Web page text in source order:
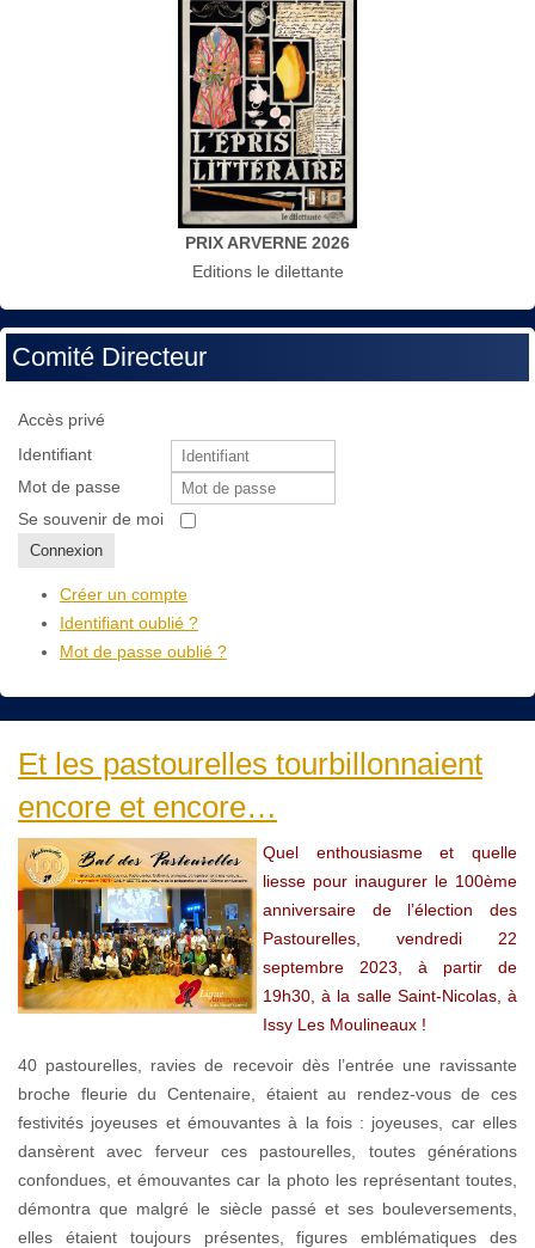
PRIX ARVERNE 2026
Editions le dilettante
Comité Directeur
Accès privé
Identifiant
Mot de passe
Se souvenir de moi
Connexion
Créer un compte
Identifiant oublié ?
Mot de passe oublié ?
Et les pastourelles tourbillonnaient
encore et encore…
Quel enthousiasme et quelle
liesse pour inaugurer le 100ème
anniversaire de l’élection des
Pastourelles, vendredi 22
septembre 2023, à partir de
19h30, à la salle Saint-Nicolas, à
Issy Les Moulineaux !
40 pastourelles, ravies de recevoir dès l’entrée une ravissante
broche fleurie du Centenaire, étaient au rendez-vous de ces
festivités joyeuses et émouvantes à la fois : joyeuses, car elles
dansèrent avec ferveur ces pastourelles, toutes générations
confondues, et émouvantes car la photo les représentant toutes,
démontra que malgré le siècle passé et ses bouleversements,
elles étaient toujours présentes, figures emblématiques des